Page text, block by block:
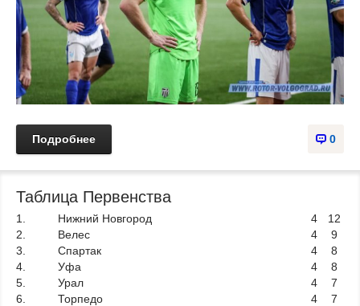
0
Подробнее
Таблица Первенства
1. Нижний Новгород 4
12
2.
Велес 4
9
3.
Спартак 4
8
4.
Уфа 4
8
5.
Урал 4
7
6.
Торпедо 4
7